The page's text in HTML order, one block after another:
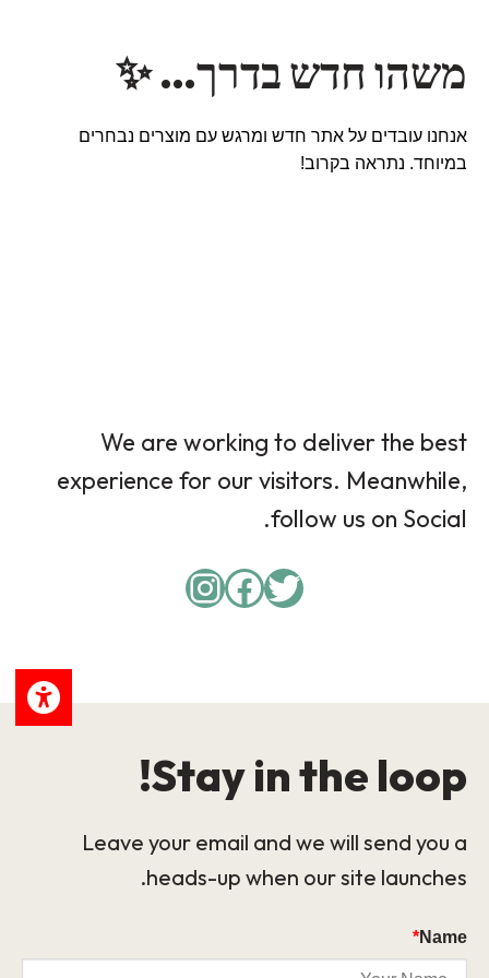
משהו חדש בדרך… ✨
אנחנו עובדים על אתר חדש ומרגש עם מוצרים נבחרים
במיוחד. נתראה בקרוב!
We are working to deliver the best
experience for our visitors. Meanwhile,
follow us on Social.
Twitter
Facebook
Instagram
Stay in the loop!
Leave your email and we will send you a
heads-up when our site launches.
Name
*